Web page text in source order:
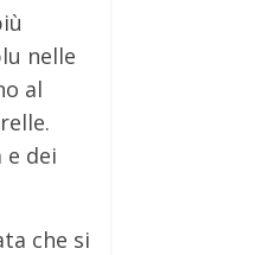
nelle
al
dei
che si